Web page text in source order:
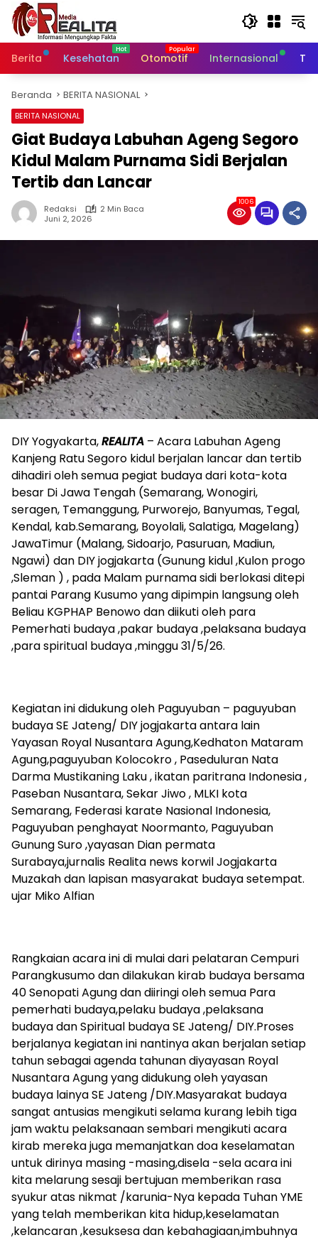
Langsung
konten
Berita
Kesehatan Otomotif Internasional
Beranda BERITA NASIONAL
BERITA NASIONAL
Giat Budaya Labuhan Ageng Segoro
Kidul Malam Purnama Sidi Berjalan
Tertib dan Lancar
Redaksi
2 Min Baca
Juni 2, 2026
1006
DIY Yogyakarta,REALITA – Acara Labuhan Ageng
Kanjeng Ratu Segoro kidul berjalan lancar dan tertib
dihadiri oleh semua pegiat budaya dari kota-kota
besar Di Jawa Tengah (Semarang, Wonogiri,
seragen, Temanggung, Purworejo, Banyumas, Tegal,
Kendal, kab.Semarang, Boyolali, Salatiga, Magelang)
JawaTimur (Malang, Sidoarjo, Pasuruan, Madiun,
Ngawi) dan DIY jogjakarta (Gunung kidul ,Kulon progo
,Sleman ) , pada Malam purnama sidi berlokasi ditepi
pantai Parang Kusumo yang dipimpin langsung oleh
Beliau KGPHAP Benowo dan diikuti oleh para
Pemerhati budaya ,pakar budaya ,pelaksana budaya
,para spiritual budaya ,minggu 31/5/26.
Kegiatan ini didukung oleh Paguyuban – paguyuban
budaya SE Jateng/ DIY jogjakarta antara lain
Yayasan Royal Nusantara Agung,Kedhaton Mataram
Agung,paguyuban Kolocokro , Paseduluran Nata
Darma Mustikaning Laku , ikatan paritrana Indonesia ,
Paseban Nusantara, Sekar Jiwo , MLKI kota
Semarang, Federasi karate Nasional Indonesia,
Paguyuban penghayat Noormanto, Paguyuban
Gunung Suro ,yayasan Dian permata
Surabaya,jurnalis Realita news korwil Jogjakarta
Muzakah dan lapisan masyarakat budaya setempat.
ujar Miko Alfian
Rangkaian acara ini di mulai dari pelataran Cempuri
Parangkusumo dan dilakukan kirab budaya bersama
40 Senopati Agung dan diiringi oleh semua Para
pemerhati budaya,pelaku budaya ,pelaksana
budaya dan Spiritual budaya SE Jateng/ DIY.Proses
berjalanya kegiatan ini nantinya akan berjalan setiap
tahun sebagai agenda tahunan diyayasan Royal
Nusantara Agung yang didukung oleh yayasan
budaya lainya SE Jateng /DIY.Masyarakat budaya
sangat antusias mengikuti selama kurang lebih tiga
jam waktu pelaksanaan sembari mengikuti acara
kirab mereka juga memanjatkan doa keselamatan
untuk dirinya masing -masing,disela -sela acara ini
kita melarung sesaji bertujuan memberikan rasa
syukur atas nikmat /karunia-Nya kepada Tuhan YME
yang telah memberikan kita hidup,keselamatan
,kelancaran ,kesuksesa dan kebahagiaan,imbuhnya